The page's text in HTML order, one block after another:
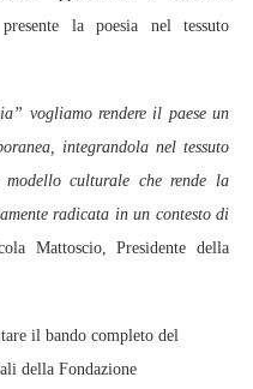
la poesia nel tessuto
vogliamo rendere il paese un
integrandola nel tessuto
culturale che rende la
radicata in un contesto di
Mattoscio, Presidente della
il bando completo del
della Fondazione